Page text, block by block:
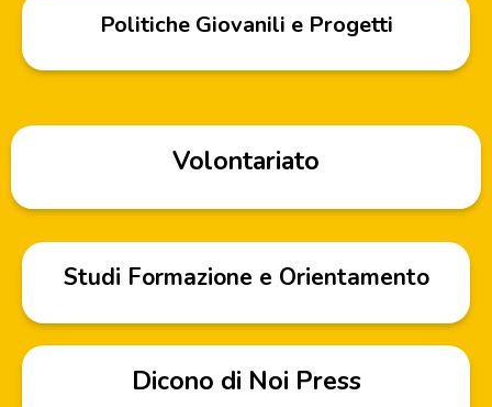
Politiche Giovanili e Progetti
Volontariato
Studi Formazione e Orientamento
Dicono di Noi Press